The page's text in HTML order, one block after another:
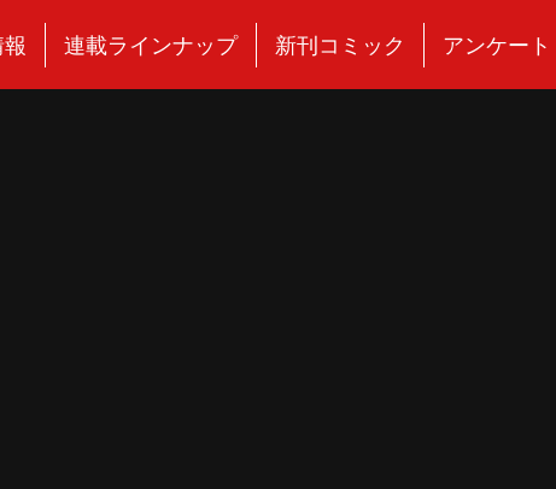
連載ラインナップ 新刊コミック アンケート